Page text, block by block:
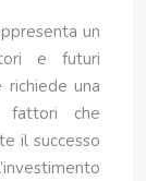
un
e futuri
richiede una
fattori che
il successo